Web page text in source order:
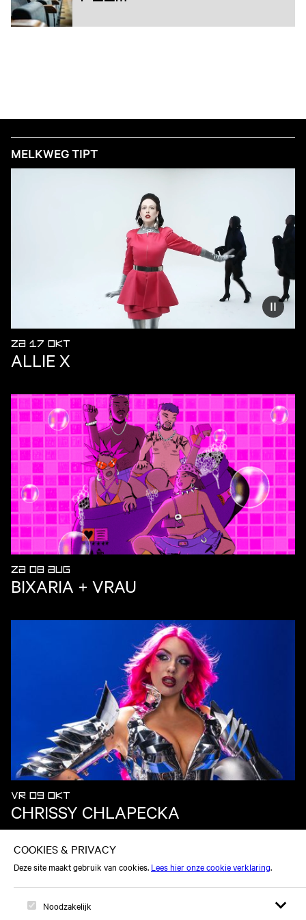
MELKWEG TIPT
ZA 17 OKT
ALLIE X
ZA 08 AUG
BIXARIA + VRAU
VR 09 OKT
CHRISSY CHLAPECKA